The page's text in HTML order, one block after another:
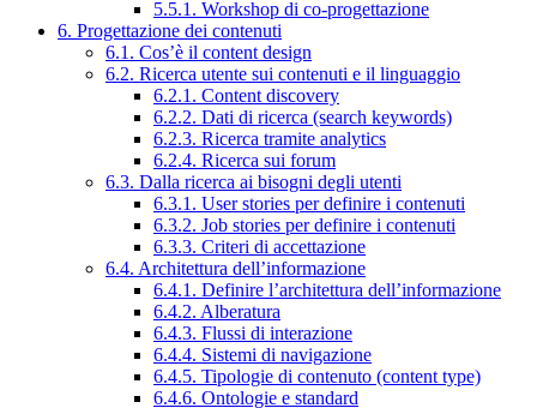
5.5.1. Workshop di co-progettazione
6. Progettazione dei contenuti
6.1. Cos’è il content design
6.2. Ricerca utente sui contenuti e il linguaggio
6.2.1. Content discovery
6.2.2. Dati di ricerca (search keywords)
6.2.3. Ricerca tramite analytics
6.2.4. Ricerca sui forum
6.3. Dalla ricerca ai bisogni degli utenti
6.3.1. User stories per definire i contenuti
6.3.2. Job stories per definire i contenuti
6.3.3. Criteri di accettazione
6.4. Architettura dell’informazione
6.4.1. Definire l’architettura dell’informazione
6.4.2. Alberatura
6.4.3. Flussi di interazione
6.4.4. Sistemi di navigazione
6.4.5. Tipologie di contenuto (content type)
6.4.6. Ontologie e standard